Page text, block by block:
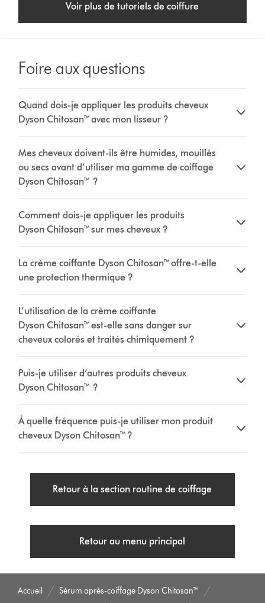
Voir plus de tutoriels de coiffure
Foire aux questions
Quand dois-je appliquer les produits cheveux
Dyson Chitosan™ avec mon lisseur ?
Mes cheveux doivent-ils être humides, mouillés
ou secs avant d’utiliser ma gamme de coiffage
Dyson Chitosan™ ?
Comment dois-je appliquer les produits
Dyson Chitosan™ sur mes cheveux ?
La crème coiffante Dyson Chitosan™ offre-t-elle
une protection thermique ?
L’utilisation de la crème coiffante
Dyson Chitosan™ est-elle sans danger sur
cheveux colorés et traités chimiquement ?
Puis-je utiliser d’autres produits cheveux
Dyson Chitosan™ ?
À quelle fréquence puis-je utiliser mon produit
cheveux Dyson Chitosan™ ?
Retour à la section routine de coiffage
Retour au menu principal
Accueil
Sérum après-coiffage Dyson Chitosan™